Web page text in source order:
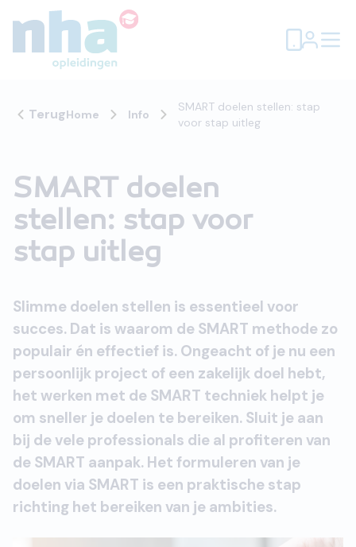
TerugHome Info
SMART doelen stellen: stap
voor stap uitleg
SMART doelen
stellen: stap voor
stap uitleg
Slimme doelen stellen is essentieel voor
succes. Dat is waarom de SMART methode zo
populair én effectief is. Ongeacht of je nu een
persoonlijk project of een zakelijk doel hebt,
het werken met de SMART techniek helpt je
om sneller je doelen te bereiken. Sluit je aan
bij de vele professionals die al profiteren van
de SMART aanpak. Het formuleren van je
doelen via SMART is een praktische stap
richting het bereiken van je ambities.